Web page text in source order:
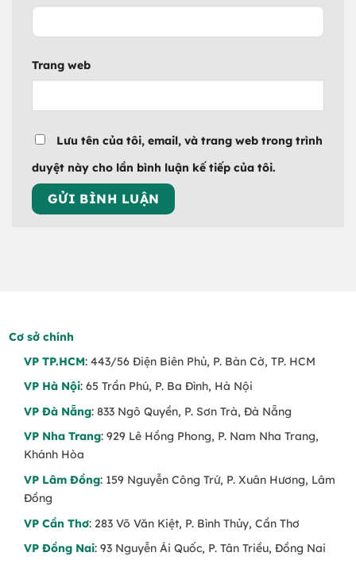
Trang web
Lưu tên của tôi, email, và trang web trong trình
duyệt này cho lần bình luận kế tiếp của tôi.
Cơ sở chính
VP TP.HCM: 443/56 Điện Biên Phủ, P. Bàn Cờ, TP. HCM
VP Hà Nội: 65 Trần Phú, P. Ba Đình, Hà Nội
VP Đà Nẵng: 833 Ngô Quyền, P. Sơn Trà, Đà Nẵng
VP Nha Trang: 929 Lê Hồng Phong, P. Nam Nha Trang,
Khánh Hòa
VP Lâm Đồng: 159 Nguyễn Công Trứ, P. Xuân Hương, Lâm
Đồng
VP Cần Thơ: 283 Võ Văn Kiệt, P. Bình Thủy, Cần Thơ
VP Đồng Nai: 93 Nguyễn Ái Quốc, P. Tân Triều, Đồng Nai